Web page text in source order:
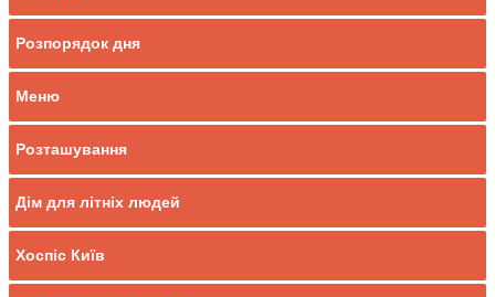
Розпорядок дня
Меню
Розташування
Дім для літніх людей
Хоспіс Київ